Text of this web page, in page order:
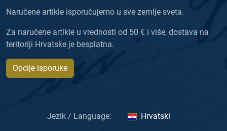
Naručene artikle isporučujemo u sve zemlje sveta.
Za naručene artikle u vrednosti od 50 € i više, dostava na
teritoriji Hrvatske je besplatna.
Opcije isporuke
Jezik / Language: Hrvatski